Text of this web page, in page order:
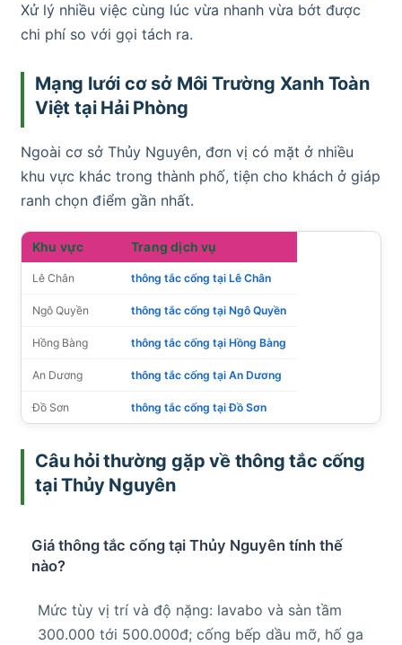
Xử lý nhiều việc cùng lúc vừa nhanh vừa bớt được
chi phí so với gọi tách ra.
Mạng lưới cơ sở Môi Trường Xanh Toàn
Việt tại Hải Phòng
Ngoài cơ sở Thủy Nguyên, đơn vị có mặt ở nhiều
khu vực khác trong thành phố, tiện cho khách ở giáp
ranh chọn điểm gần nhất.
Khu vực Trang dịch vụ
Lê Chân thông tắc cống tại Lê Chân
Ngô Quyền thông tắc cống tại Ngô Quyền
Hồng Bàng thông tắc cống tại Hồng Bàng
An Dương thông tắc cống tại An Dương
Đồ Sơn thông tắc cống tại Đồ Sơn
Câu hỏi thường gặp về thông tắc cống
tại Thủy Nguyên
Giá thông tắc cống tại Thủy Nguyên tính thế
nào?
Mức tùy vị trí và độ nặng: lavabo và sàn tầm
300.000 tới 500.000đ; cống bếp dầu mỡ, hố ga